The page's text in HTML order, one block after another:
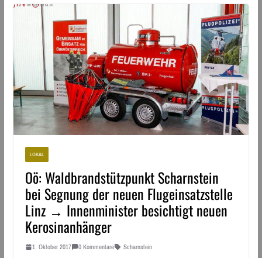
LOKAL
Oö: Waldbrandstützpunkt Scharnstein
bei Segnung der neuen Flugeinsatzstelle
Linz → Innenminister besichtigt neuen
Kerosinanhänger
1. Oktober 2017 0 Kommentare Scharnstein